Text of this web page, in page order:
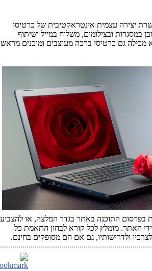
יצירה עצמית אינטראקטיבית של כרטיסי
במסגרות ובצילומים, משלוח במייל ושיתוף
גם כרטיסי ברכה מעוצבים ומוכנים מראש
בפרסום התוכנה באתר בגדר המלצה, או להצביע
האתר. מומלץ לכל קורא לבחון התאמת כל
ולדרישותיו, גם אם הם מסופקים בחינם.